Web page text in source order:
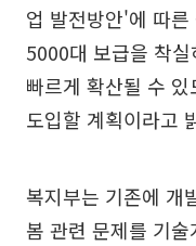
업 발전방안'에 따
5000대 보급을 착
빠르게 확산될 수
도입할 계획이라고
복지부는 기존에 개
봄 관련 문제를 기